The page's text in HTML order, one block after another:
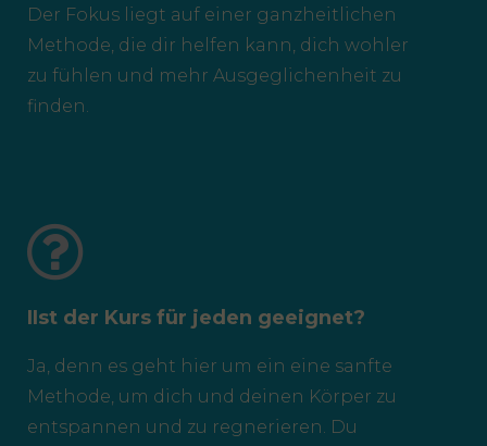
Der Fokus liegt auf einer ganzheitlichen
Methode, die dir helfen kann, dich wohler
zu fühlen und mehr Ausgeglichenheit zu
finden.
IIst der Kurs für jeden geeignet?
Ja, denn es geht hier um ein eine sanfte
Methode, um dich und deinen Körper zu
entspannen und zu regnerieren. Du